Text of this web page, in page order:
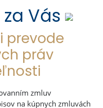
Vás
prevode
práv
zmluv
na kúpnych zmluvách